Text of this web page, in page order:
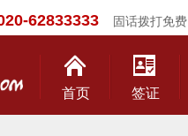
62833333固话拨打免费
首页 签证